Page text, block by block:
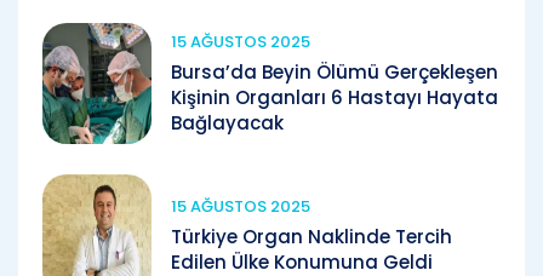
15 AĞUSTOS 2025
Bursa’da Beyin Ölümü Gerçekleşen
Kişinin Organları 6 Hastayı Hayata
Bağlayacak
15 AĞUSTOS 2025
Türkiye Organ Naklinde Tercih
Edilen Ülke Konumuna Geldi